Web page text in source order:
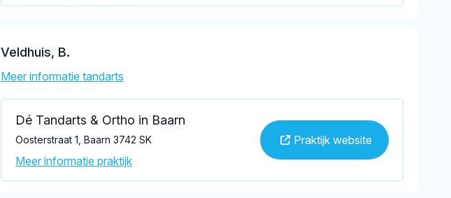
Veldhuis, B.
Meer informatie tandarts
Dé Tandarts & Ortho in Baarn
Oosterstraat 1, Baarn 3742 SK
Meer informatie praktijk
Praktijk website